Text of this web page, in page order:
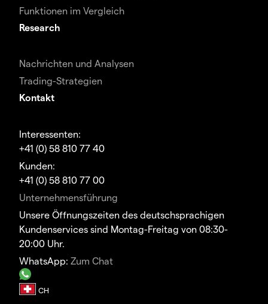
Funktionen im Vergleich
Research
Nachrichten und Analysen
Trading-Strategien
Kontakt
Interessenten:
+41 (0) 58 810 77 40
Kunden:
+41 (0) 58 810 77 00
Unternehmensführung
Unsere Öffnungszeiten des deutschsprachigen
Kundenservices sind Montag-Freitag von 08:30-
20:00 Uhr.
WhatsApp: Zum Chat